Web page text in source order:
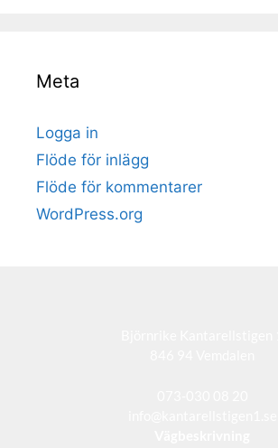
Meta
Logga in
Flöde för inlägg
Flöde för kommentarer
WordPress.org